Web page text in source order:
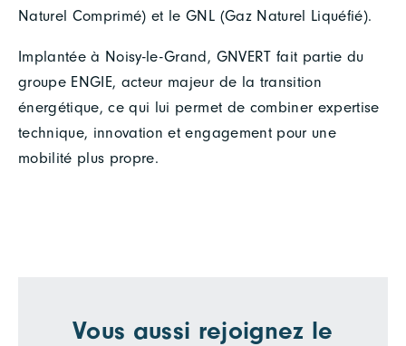
Naturel Comprimé) et le GNL (Gaz Naturel Liquéfié).
Implantée à Noisy-le-Grand, GNVERT fait partie du
groupe ENGIE, acteur majeur de la transition
énergétique, ce qui lui permet de combiner expertise
technique, innovation et engagement pour une
mobilité plus propre.
Vous aussi rejoignez le